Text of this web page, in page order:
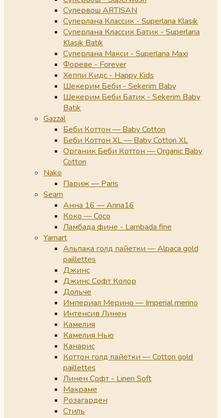
Супервош ARTISAN
Суперлана Классик - Superlana Klasik
Суперлана Классик Батик - Superlana
Klasik Batik
Суперлана Макси - Superlana Maxi
Фореве - Forever
Хеппи Кидс - Happy Kids
Шекерим Беби - Sekerim Baby
Шекерим Беби Батик - Sekerim Baby
Batik
Gazzal
Беби Коттон — Baby Cotton
Беби Коттон XL — Baby Cotton XL
Органик Беби Коттон — Organic Baby
Cotton
Nako
Париж — Paris
Seam
Анна 16 — Anna16
Коко — Coco
Ламбада фине - Lambada fine
Yarnart
Альпака голд пайетки — Alpaca gold
paillettes
Джинс
Джинс Софт Колор
Дольче
Империал Мерино — Imperial merino
Интенсив Линен
Камелия
Камелия Нью
Канарис
Коттон голд пайетки — Cotton gold
paillettes
Линен Софт - Linen Soft
Макраме
Розагарден
Стиль